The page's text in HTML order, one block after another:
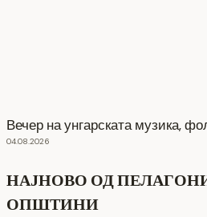
Вечер на унгарската музика,
04.08.2026
НАЈНОВО ОД
ОПШТИНИ